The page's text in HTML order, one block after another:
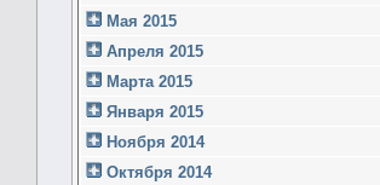
Мая 2015
Апреля 2015
Марта 2015
Января 2015
Ноября 2014
Октября 2014